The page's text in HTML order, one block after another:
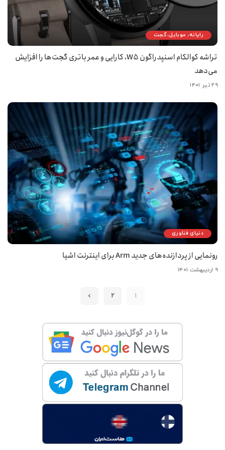
رایانه، موبایل، گجت
تراشه کوالکام اسنپدراگون W5، کارایی و عمر باتری گجت‌ها را افزایش
می‌دهد
۲۹ تیر ۱۴۰۱
دنیای فناوری
رونمایی از پردازنده‌های جدید Arm برای اینترنت اشیا
۹ اردیبهشت ۱۴۰۱
1
2